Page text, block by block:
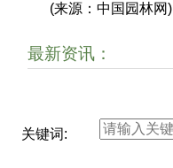
(来源：中国园林网)
最新资讯：
关键词: